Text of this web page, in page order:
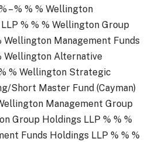
– % % % Wellington
% % % Wellington Group
Wellington Management Funds
Wellington Alternative
% Wellington Strategic
Short Master Fund (Cayman)
Wellington Management Group
Group Holdings LLP % % %
Funds Holdings LLP % % %